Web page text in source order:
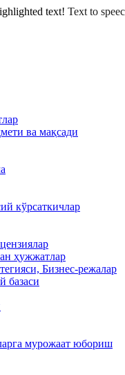
text! Text to
ва мақсади
кўрсаткичлар
ҳужжатлар
Бизнес-режалар
базаси
мурожаат юбориш